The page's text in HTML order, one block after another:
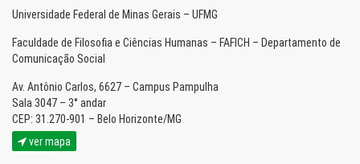
Universidade Federal de Minas Gerais – UFMG
Faculdade de Filosofia e Ciências Humanas – FAFICH – Departamento de
Comunicação Social
Av. Antônio Carlos, 6627 – Campus Pampulha
Sala 3047 – 3° andar
CEP: 31.270-901 – Belo Horizonte/MG
ver mapa